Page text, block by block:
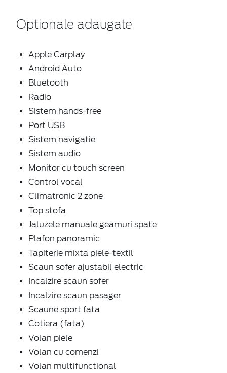
Optionale adaugate
Apple Carplay
Android Auto
Bluetooth
Radio
Sistem hands-free
Port USB
Sistem navigatie
Sistem audio
Monitor cu touch screen
Control vocal
Climatronic 2 zone
Top stofa
Jaluzele manuale geamuri spate
Plafon panoramic
Tapiterie mixta piele-textil
Scaun sofer ajustabil electric
Incalzire scaun sofer
Incalzire scaun pasager
Scaune sport fata
Cotiera (fata)
Volan piele
Volan cu comenzi
Volan multifunctional